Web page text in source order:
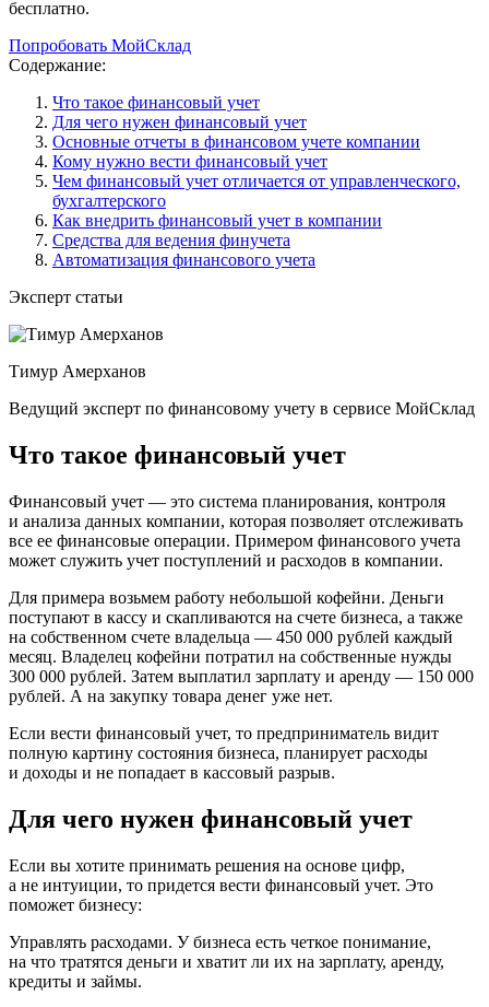
бесплатно.
Попробовать МойСклад
Содержание:
Что такое финансовый учет
Для чего нужен финансовый учет
Основные отчеты в финансовом учете компании
Кому нужно вести финансовый учет
Чем финансовый учет отличается от управленческого,
бухгалтерского
Как внедрить финансовый учет в компании
Средства для ведения финучета
Автоматизация финансового учета
Эксперт статьи
Тимур Амерханов
Ведущий эксперт по финансовому учету в сервисе МойСклад
Что такое финансовый учет
Финансовый учет — это система планирования, контроля
и анализа данных компании, которая позволяет отслеживать
все ее финансовые операции. Примером финансового учета
может служить учет поступлений и расходов в компании.
Для примера возьмем работу небольшой кофейни. Деньги
поступают в кассу и скапливаются на счете бизнеса, а также
на собственном счете владельца — 450 000 рублей каждый
месяц. Владелец кофейни потратил на собственные нужды
300 000 рублей. Затем выплатил зарплату и аренду — 150 000
рублей. А на закупку товара денег уже нет.
Если вести финансовый учет, то предприниматель видит
полную картину состояния бизнеса, планирует расходы
и доходы и не попадает в кассовый разрыв.
Для чего нужен финансовый учет
Если вы хотите принимать решения на основе цифр,
а не интуиции, то придется вести финансовый учет. Это
поможет бизнесу:
Управлять расходами. У бизнеса есть четкое понимание,
на что тратятся деньги и хватит ли их на зарплату, аренду,
кредиты и займы.